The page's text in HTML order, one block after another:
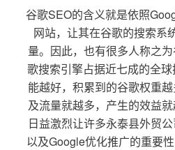
谷歌SEO的含义就是依照
网站，让其在谷歌的搜索系
量。因此，也有很多人称之
歌搜索引擎占据近七成的全
能越好，积累到的谷歌权重
及流量就越多，产生的效益
日益激烈让许多永泰县外贸
以及Google优化推广的重要